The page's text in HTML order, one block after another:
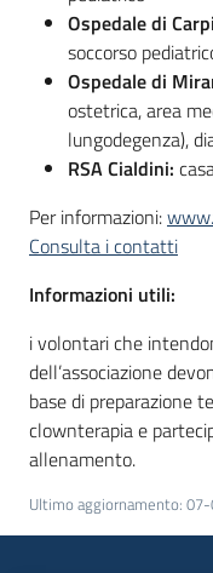
Ospedale di
soccorso
Ospedale di
ostetrica, area
lungodegenza),
RSA Cialdini:
Per informazioni:
Consulta i contatti
Informazioni utili:
i volontari che
dell’associazione
base di preparazione
clownterapia e
allenamento.
Ultimo aggiornamento: